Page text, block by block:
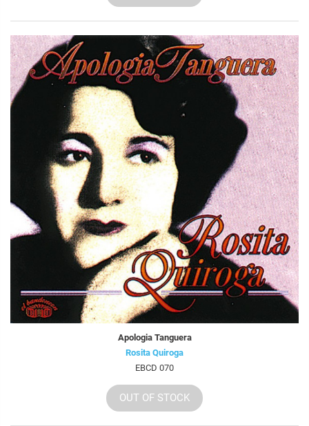
Apologia Tanguera
Rosita Quiroga
EBCD 070
OUT OF STOCK